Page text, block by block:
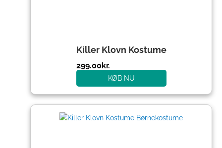
Killer Klovn Kostume
299.00kr.
KØB NU